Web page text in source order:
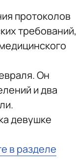
протоколов
требований,
Он
и два
девушке
в разделе